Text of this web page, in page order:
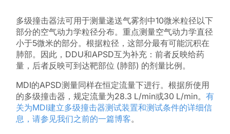
多级撞击器法可用于测量递送气雾剂中10微米粒径以下
部分的空气动力学粒径分布。重点测量空气动力学直径
小于5微米的部分。根据粒径，这部分最有可能沉积在
肺部。因此，DDU和APSD互为补充：前者反映给药
量，后者反映可到达靶部位 (肺部) 的剂量比例。
MDI的APSD测量同样在恒定流量下进行。根据所使用
的多级撞击器，规定流量为28.3 L/min或30 L/min。 有
关为MDI建立多级撞击器测试装置和测试条件的详细信
息，请参见我们之前的一篇博客。